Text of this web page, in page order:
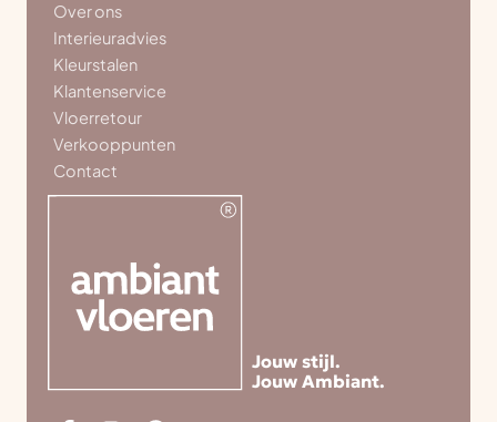
Over ons
Interieuradvies
Kleurstalen
Klantenservice
Vloerretour
Verkooppunten
Contact
Jouw stijl.
Jouw Ambiant.